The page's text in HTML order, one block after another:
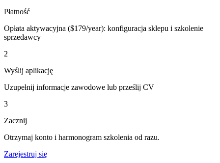
Płatność
Opłata aktywacyjna ($179/year): konfiguracja sklepu i szkolenie
sprzedawcy
2
Wyślij aplikację
Uzupełnij informacje zawodowe lub prześlij CV
3
Zacznij
Otrzymaj konto i harmonogram szkolenia od razu.
Zarejestruj się